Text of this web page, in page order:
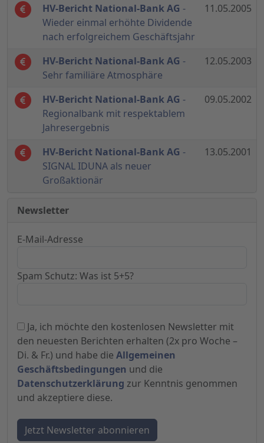
HV-Bericht National-Bank AG -
Wieder einmal erhöhte Dividende
nach erfolgreichem Geschäftsjahr
11.05.2005
HV-Bericht National-Bank AG -
Sehr familiäre Atmosphäre
12.05.2003
HV-Bericht National-Bank AG -
Regionalbank mit respektablem
Jahresergebnis
09.05.2002
HV-Bericht National-Bank AG -
SIGNAL IDUNA als neuer
Großaktionär
13.05.2001
Newsletter
E-Mail-Adresse
Spam Schutz: Was ist 5+5?
Ja, ich möchte den kostenlosen Newsletter mit
den neuesten Berichten erhalten (2x pro Woche –
Di. & Fr.) und habe die Allgemeinen
Geschäftsbedingungen und die
Datenschutzerklärung zur Kenntnis genommen
und akzeptiere diese.